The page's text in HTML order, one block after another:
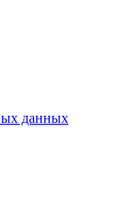
данных